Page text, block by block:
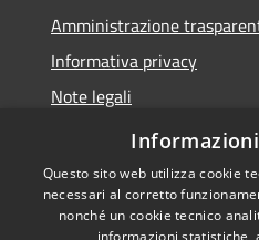
Amministrazione
Informativa privacy
Note legali
Dichiarazione di accessibilità
Questo sito web utilizza cookie
necessari al corretto
nonché un cookie tecnico
informazioni statistiche,